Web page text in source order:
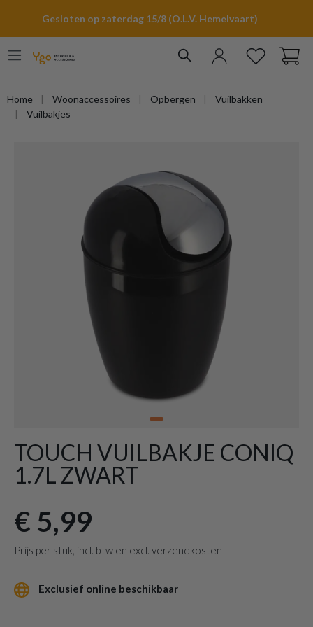
Gesloten op zaterdag 15/8 (O.L.V. Hemelvaart)
Home Woonaccessoires Opbergen
Vuilbakken
Vuilbakjes
TOUCH VUILBAKJE CONIQ
1.7L ZWART
€ 5,99
Prijs per stuk, incl. btw en excl. verzendkosten
Exclusief online beschikbaar